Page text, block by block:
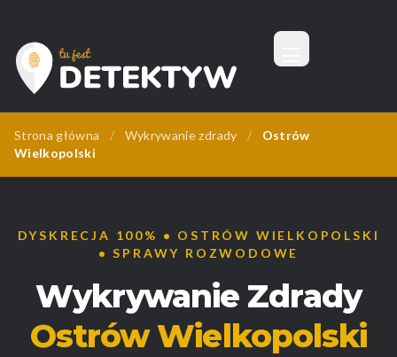
Tu Jest Detektyw
Menu
Strona główna / Wykrywanie zdrady /
Ostrów
Wielkopolski
DYSKRECJA 100% • OSTRÓW WIELKOPOLSKI
• SPRAWY ROZWODOWE
Wykrywanie Zdrady
Ostrów Wielkopolski